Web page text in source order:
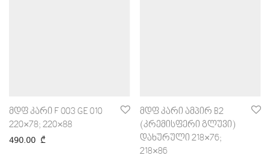
მდფ კარი F 003 GE 010
220×78; 220×88
490.00 ₾
მდფ კარი ამპირ B2
(კრემისფერი გლუვი)
დახურული 218×76;
218×86